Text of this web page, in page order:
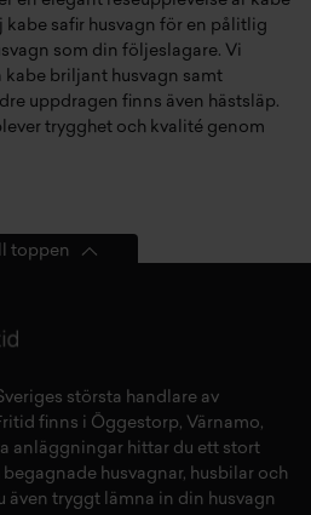
kabe safir husvagn för en pålitlig
som din följeslagare. Vi
kabe briljant husvagn samt
uppdragen finns även hästsläp.
trygghet och kvalité genom
toppen
största handlare av
finns i Öggestorp, Värnamo,
anläggningar hittar du ett stort
begagnade husvagnar, husbilar och
även tryggt lämna in din husvagn